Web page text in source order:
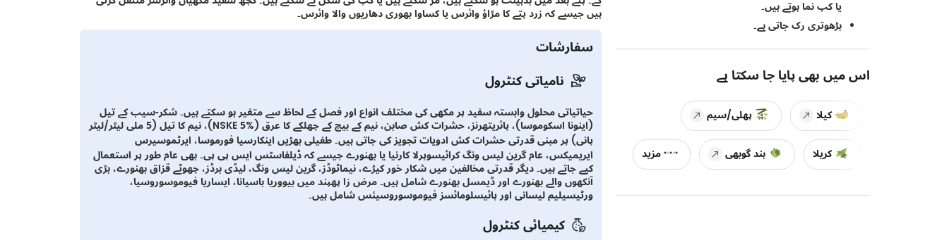
یا کپ نما ہوتے ہیں۔
بڑھوتری رک جاتی ہے۔
اس میں بھی پایا جا سکتا ہے
کیلا پھلی/سیم
کریلا بند گوبھی مزید
ہیں جیسے کہ زرد پتے کا مڑاؤ وائرس یا کساوا بھوری دھاریوں والا وائرس۔
سفارشات
نامیاتی کنٹرول
حیاتیاتی محلول وابستہ سفید پر مکھی کی مختلف انواع اور فصل کے لحاظ سے متغیر ہو سکتے ہیں۔ شکر-سیب کے تیل
(اینونا اسکوموسا)، پائریتھرنز، حشرات کش صابن، نیم کے بیج کے چھلکے کا عرق (NSKE 5%)، نیم کا تیل (5 ملی لیٹر/لیٹر
پانی) پر مبنی قدرتی حشرات کش ادویات تجویز کی جاتی ہیں۔ طفیلی بھڑیں اینکارسیا فورموسا، ایرٹموسیرس
ایریمیکس، عام گرین لیس ونگ کرائیسوپرلا کارنیا یا بھنورے جیسے کہ ڈیلفاسٹس ایس پی پی۔ بھی عام طور پر استعمال
کیے جاتے ہیں۔ دیگر قدرتی مخالفین میں شکار خور کیڑے، نیماٹوڈز، گرین لیس ونگ، لیڈی برڈز، چھوٹے قزاق بھنورے، بڑی
آنکھوں والے بھنورے اور ڈیمسل بھنورے شامل ہیں۔ مرض زا پھپند میں بیووریا باسیانا، ایساریا فیوموسوروسیا،
ورٹیسیلیم لیسانی اور پائیسلومائسز فیوموسوروسیئس شامل ہیں۔
کیمیائی کنٹرول